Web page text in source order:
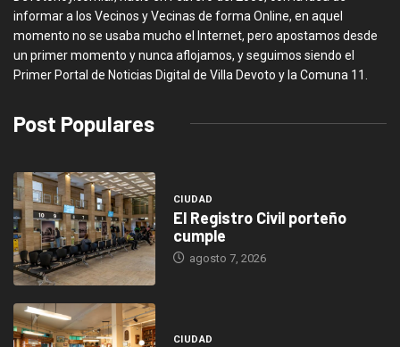
informar a los Vecinos y Vecinas de forma Online, en aquel
momento no se usaba mucho el Internet, pero apostamos desde
un primer momento y nunca aflojamos, y seguimos siendo el
Primer Portal de Noticias Digital de Villa Devoto y la Comuna 11.
Post Populares
CIUDAD
El Registro Civil porteño
cumple
agosto 7, 2026
CIUDAD